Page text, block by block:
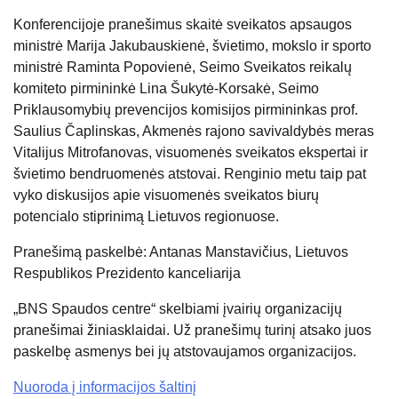
Konferencijoje pranešimus skaitė sveikatos apsaugos
ministrė Marija Jakubauskienė, švietimo, mokslo ir sporto
ministrė Raminta Popovienė, Seimo Sveikatos reikalų
komiteto pirmininkė Lina Šukytė-Korsakė, Seimo
Priklausomybių prevencijos komisijos pirmininkas prof.
Saulius Čaplinskas, Akmenės rajono savivaldybės meras
Vitalijus Mitrofanovas, visuomenės sveikatos ekspertai ir
švietimo bendruomenės atstovai. Renginio metu taip pat
vyko diskusijos apie visuomenės sveikatos biurų
potencialo stiprinimą Lietuvos regionuose.
Pranešimą paskelbė: Antanas Manstavičius, Lietuvos
Respublikos Prezidento kanceliarija
„BNS Spaudos centre“ skelbiami įvairių organizacijų
pranešimai žiniasklaidai. Už pranešimų turinį atsako juos
paskelbę asmenys bei jų atstovaujamos organizacijos.
Nuoroda į informacijos šaltinį